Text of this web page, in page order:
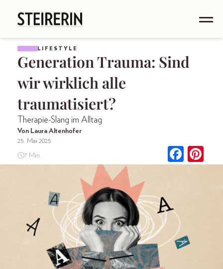
LIFESTYLE
Generation Trauma: Sind
wir wirklich alle
traumatisiert?
Therapie-Slang im Alltag
Von Laura Altenhofer
25. Mai 2025
7 Min.